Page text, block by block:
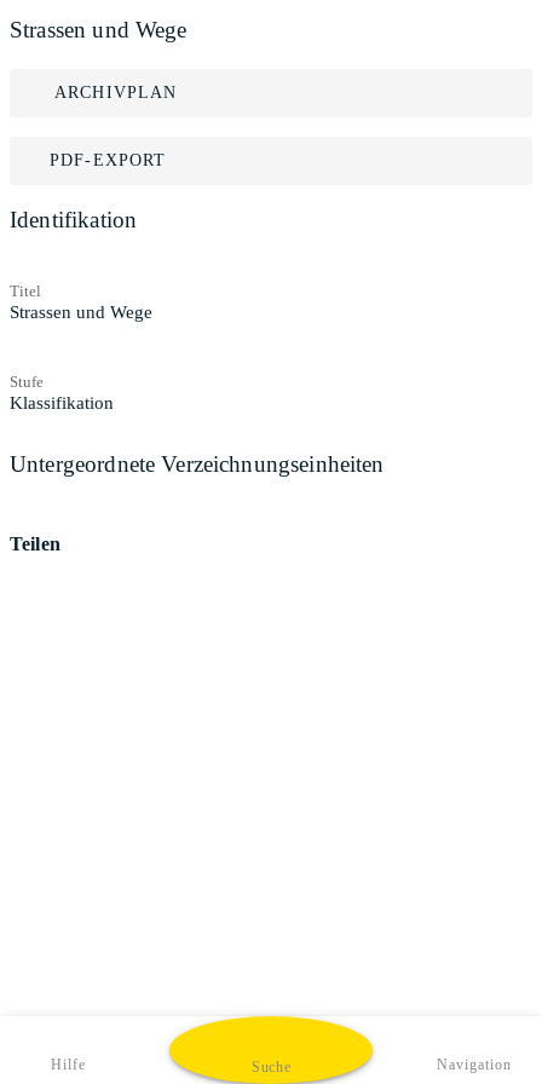
Strassen und Wege
ARCHIVPLAN
PDF-EXPORT
Identifikation
Titel
Strassen und Wege
Stufe
Klassifikation
Untergeordnete Verzeichnungseinheiten
Teilen
Hilfe Suche Navigation